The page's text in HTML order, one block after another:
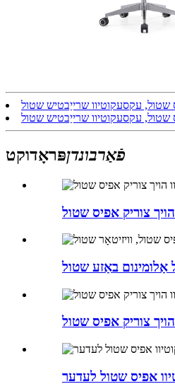
עקסעקוטיוו שרייַבטיש שטול
עקסעקוטיוו שרייַבטיש שטול
פֿאַרבונדןפּראָדוקט
צוריק אפיס שטול
צוריק אפיס שטול
אפיס שטול לעדער